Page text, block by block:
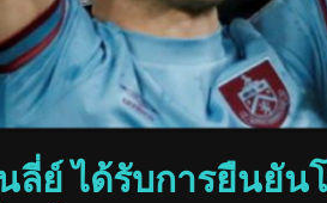
ลี่ย์ ได้รับการยืนยัน